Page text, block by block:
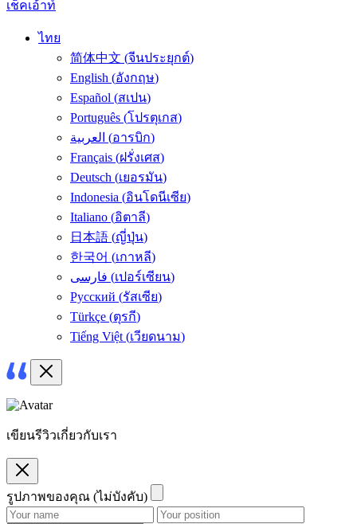
เช็คเอ้าท์
ไทย
简体中文 (จีนประยุกต์)
English (อังกฤษ)
Español (สเปน)
Português (โปรตุเกส)
العربية (อารบิก)
Français (ฝรั่งเศส)
Deutsch (เยอรมัน)
Indonesia (อินโดนีเซีย)
Italiano (อิตาลี)
日本語 (ญี่ปุ่น)
한국어 (เกาหลี)
فارسی (เปอร์เซียน)
Русский (รัสเซีย)
Türkçe (ตุรกี)
Tiếng Việt (เวียดนาม)
เขียนรีวิวเกี่ยวกับเรา
รูปภาพของคุณ (ไม่บังคับ)